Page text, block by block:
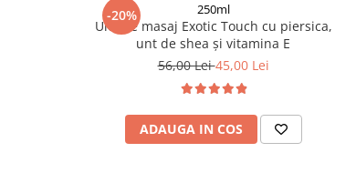
-20% 250ml
Ulei de masaj Exotic Touch cu piersica,
unt de shea și vitamina E
56,00 Lei45,00 Lei
ADAUGA IN COS